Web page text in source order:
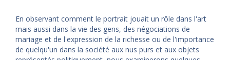
En observant comment le portrait jouait un rôle dans l'art
mais aussi dans la vie des gens, des négociations de
mariage et de l'expression de la richesse ou de l'importance
de quelqu'un dans la société aux nus purs et aux objets